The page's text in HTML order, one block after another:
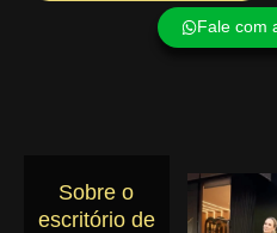
Fale com
Sobre o
escritório de